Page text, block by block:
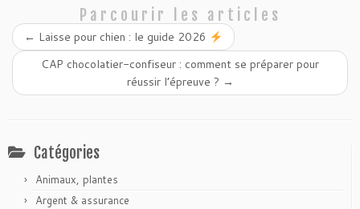
Parcourir les articles
← Laisse pour chien : le guide 2026
CAP chocolatier-confiseur : comment se préparer pour
réussir l’épreuve ? →
Catégories
Animaux, plantes
Argent & assurance